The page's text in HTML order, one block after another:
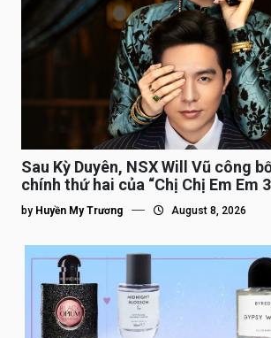
Sau Kỳ Duyên, NSX Will Vũ công
chính thứ hai của “Chị Chị Em Em
by Huyền My Trương August 8, 2026